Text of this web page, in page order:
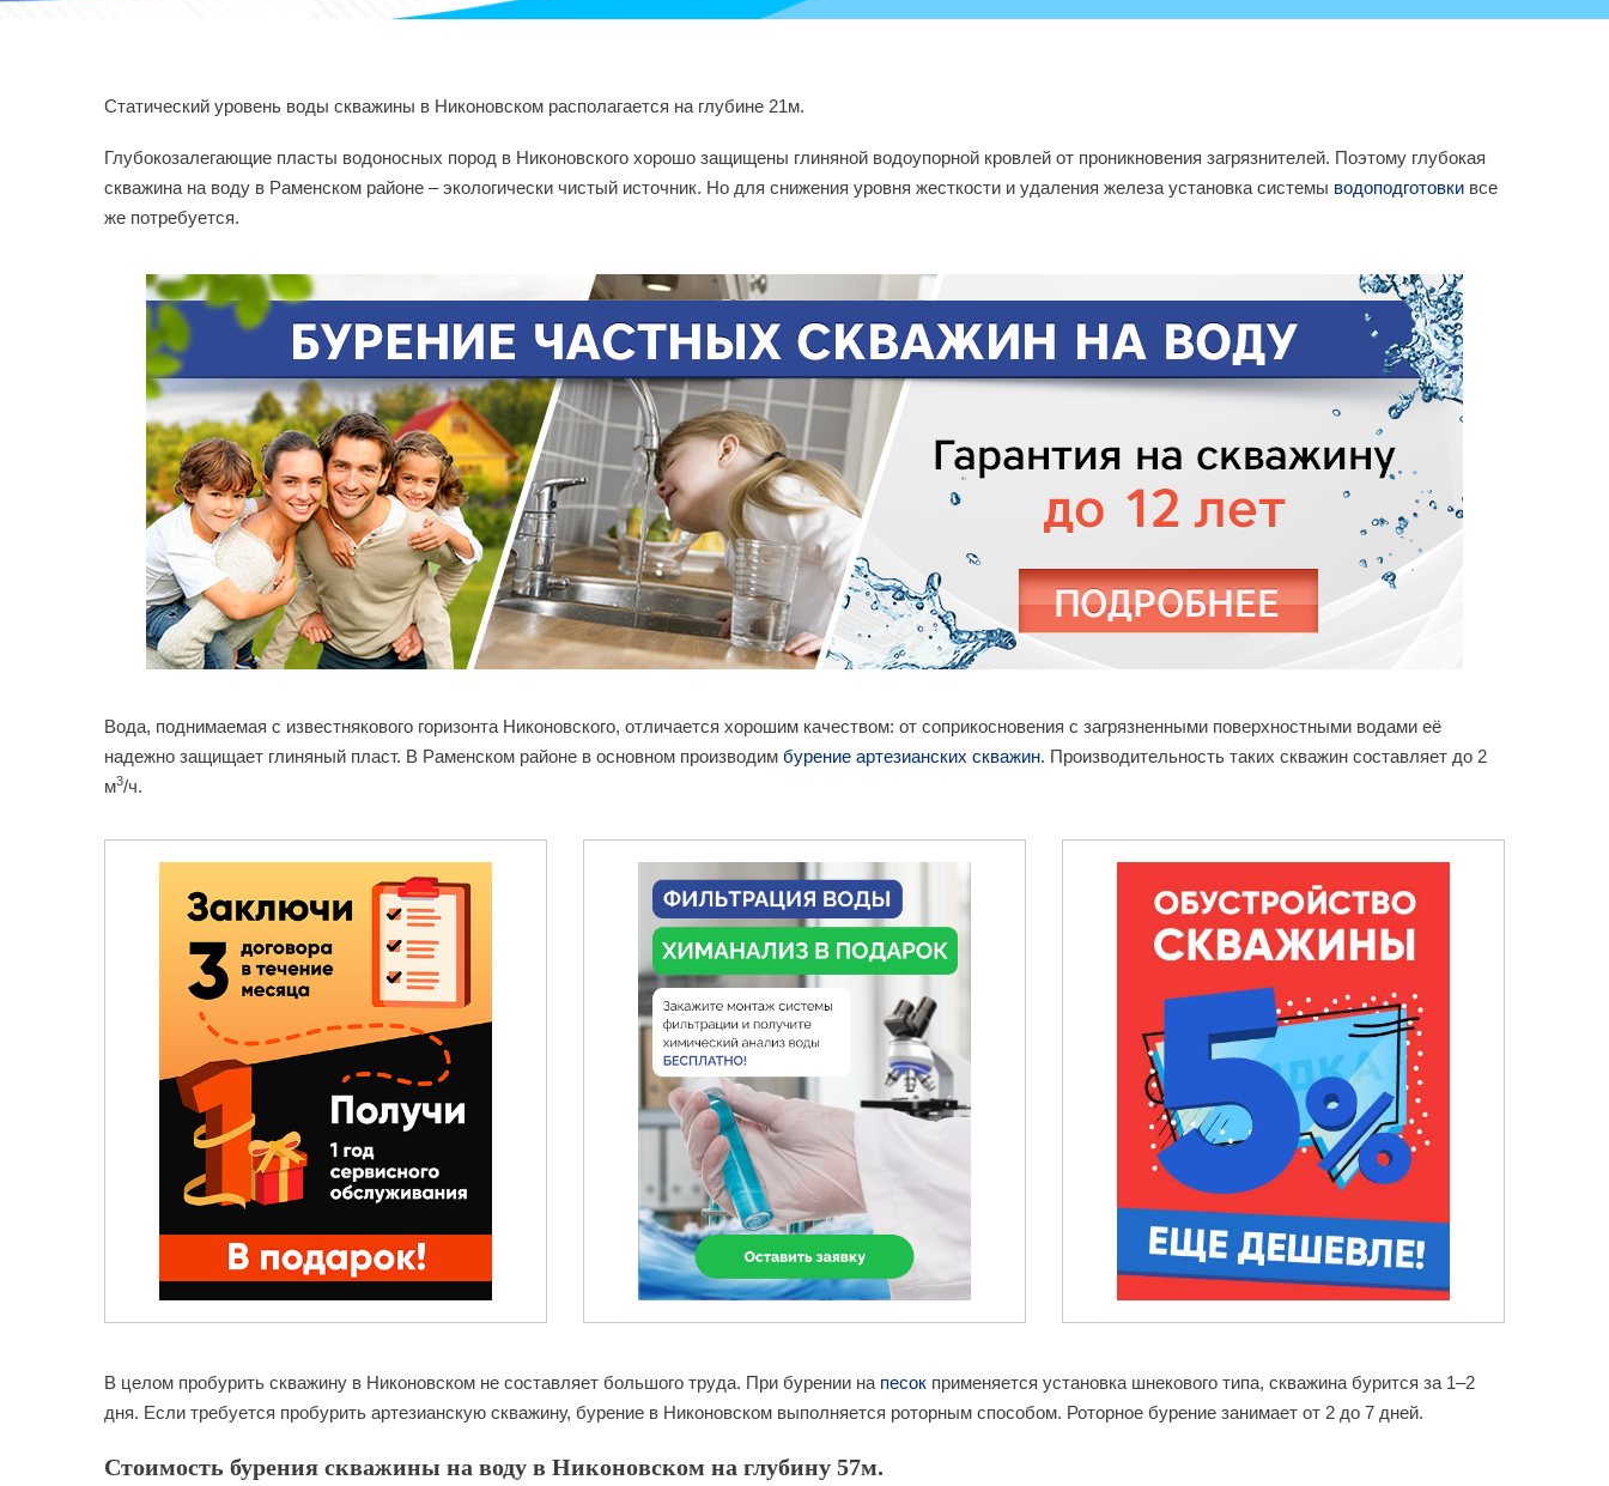
Статический уровень воды скважины в Никоновском располагается на глубине 21м.
Глубокозалегающие пласты водоносных пород в Никоновского хорошо защищены глиняной водоупорной кровлей от проникновения загрязнителей. Поэтому глубокая
скважина на воду в Раменском районе – экологически чистый источник. Но для снижения уровня жесткости и удаления железа установка системы водоподготовки все
же потребуется.
Вода, поднимаемая с известнякового горизонта Никоновского, отличается хорошим качеством: от соприкосновения с загрязненными поверхностными водами её
надежно защищает глиняный пласт. В Раменском районе в основном производим бурение артезианских скважин. Производительность таких скважин составляет до 2
м3/ч.
В целом пробурить скважину в Никоновском не составляет большого труда. При бурении на песок применяется установка шнекового типа, скважина бурится за 1–2
дня. Если требуется пробурить артезианскую скважину, бурение в Никоновском выполняется роторным способом. Роторное бурение занимает от 2 до 7 дней.
Стоимость бурения скважины на воду в Никоновском на глубину 57м.